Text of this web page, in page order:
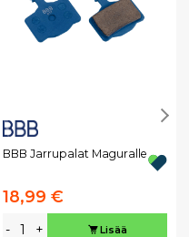
BBB Jarrupalat Maguralle
18,99 €
- + Lisää